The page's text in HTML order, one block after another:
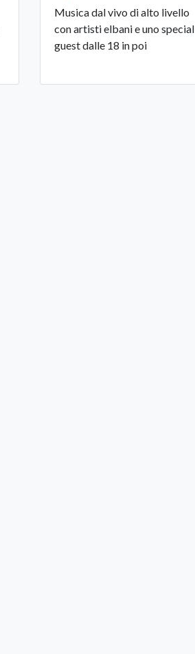
Musica dal vivo di alto livello
con artisti elbani e uno special
guest dalle 18 in poi